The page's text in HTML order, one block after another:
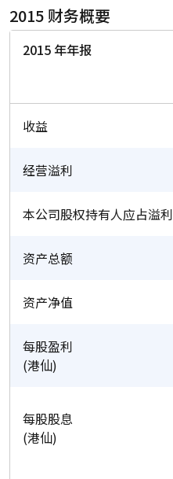
2015 财务概要
2015 年年报
收益
经营溢利
本公司股权持有人应占溢利
资产总额
资产净值
每股盈利
(港仙)
每股股息
(港仙)